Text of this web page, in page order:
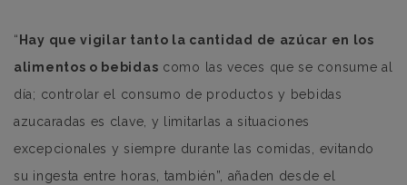
“ Hay que vigilar tanto la cantidad de azúcar en los
alimentos o bebidas como las veces que se consume al
día; controlar el consumo de productos y bebidas
azucaradas es clave, y limitarlas a situaciones
excepcionales y siempre durante las comidas, evitando
su ingesta entre horas, también”, añaden desde el